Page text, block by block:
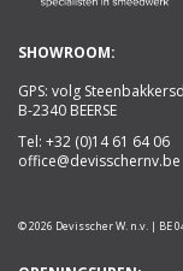
SHOWROOM:
GPS: volg
B-2340 BEERSE
Tel: +32 (0)14 61 64 06
office@devisschernv.be
© 2026 Devisscher W. n.v. | BE